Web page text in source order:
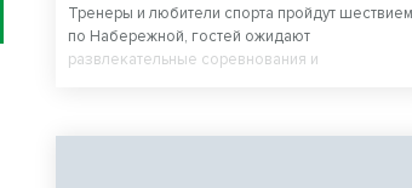
Тренеры и любители спорта пройдут шествием
по Набережной, гостей ожидают
развлекательные соревнования и